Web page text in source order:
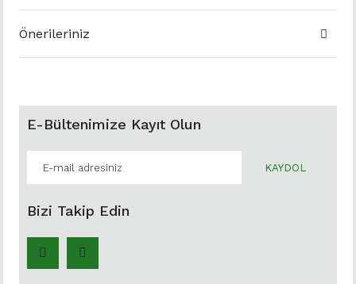
Önerileriniz
E-Bültenimize Kayıt Olun
KAYDOL
Bizi Takip Edin